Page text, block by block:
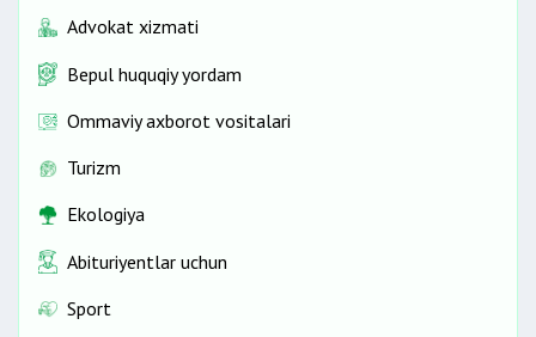
Advokat xizmati
Bepul huquqiy yordam
Ommaviy axborot vositalari
Turizm
Ekologiya
Abituriyentlar uchun
Sport